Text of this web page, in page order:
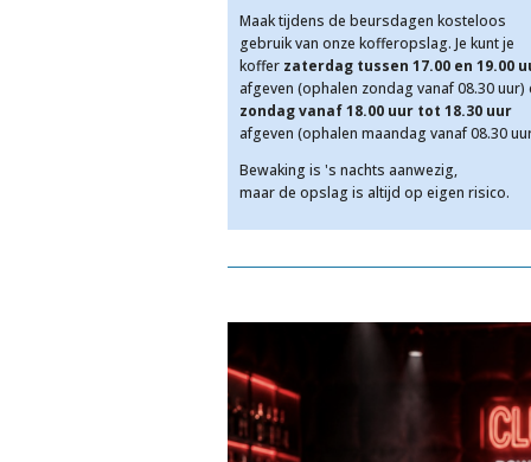
Maak tijdens de beursdagen kosteloos
gebruik van onze kofferopslag. Je kunt je
koffer zaterdag tussen 17.00 en 19.00
afgeven (ophalen zondag vanaf 08.30 uur)
zondag vanaf 18.00 uur tot 18.30 uur
afgeven (ophalen maandag vanaf 08.30
Bewaking is 's nachts aanwezig,
maar de opslag is altijd op eigen risico.